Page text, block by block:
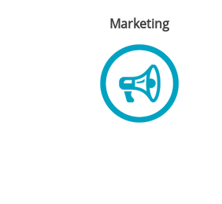
Marketing